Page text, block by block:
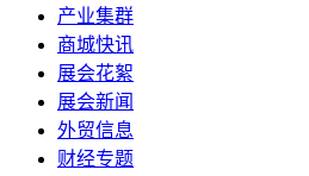
产业集群
商城快讯
展会花絮
展会新闻
外贸信息
财经专题